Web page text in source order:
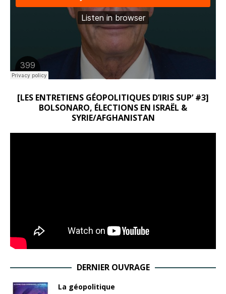
[LES ENTRETIENS GÉOPOLITIQUES D’IRIS SUP’ #3]
BOLSONARO, ÉLECTIONS EN ISRAËL &
SYRIE/AFGHANISTAN
DERNIER OUVRAGE
La géopolitique